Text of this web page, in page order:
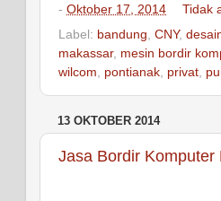
- Oktober 17, 2014
Tidak
Label: bandung CNY,
makassar, mesin bordir
wilcom
pontianak privat
13 OKTOBER 2014
Jasa Bordir Komputer